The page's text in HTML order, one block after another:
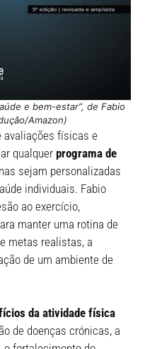
e bem-estar”, de Fabio
Amazon)
avaliações físicas e
qualquer programa de
sejam personalizadas
individuais. Fabio
ao exercício,
manter uma rotina de
metas realistas, a
de um ambiente de
da atividade física
de doenças crónicas, a